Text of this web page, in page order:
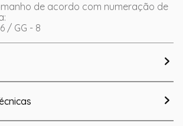
de acordo com numeração de
/ GG - 8